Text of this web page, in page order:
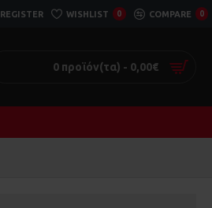
REGISTER WISHLIST 0 COMPARE 0
0 προϊόν(τα) - 0,00€